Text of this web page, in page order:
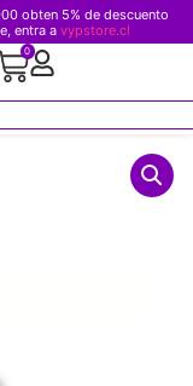
obten 5% de descuento
entra a vypstore.cl
0